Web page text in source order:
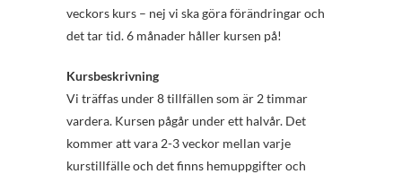
veckors kurs – nej vi ska göra förändringar och
det tar tid. 6 månader håller kursen på!
Kursbeskrivning
Vi träffas under 8 tillfällen som är 2 timmar
vardera. Kursen pågår under ett halvår. Det
kommer att vara 2-3 veckor mellan varje
kurstillfälle och det finns hemuppgifter och